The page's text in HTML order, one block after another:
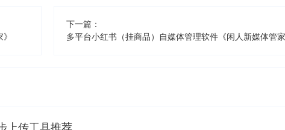
下一篇：
多平台小红书（挂商品）自媒体管理软件《闲人新媒体管
上传工具推荐